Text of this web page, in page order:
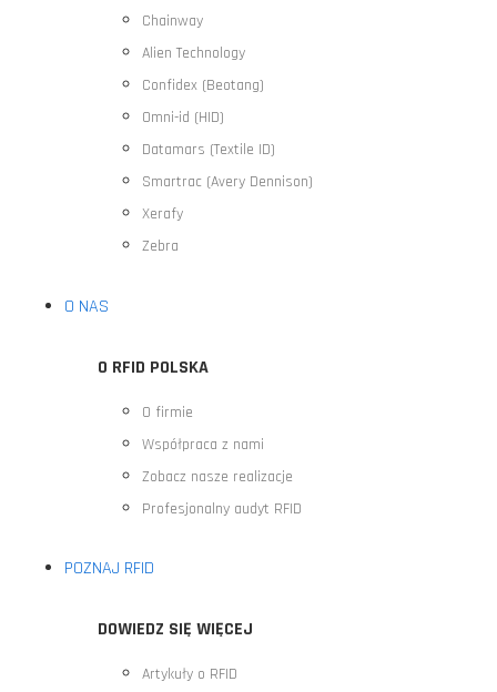
Chainway
Alien Technology
Confidex (Beotang)
Omni-id (HID)
Datamars (Textile ID)
Smartrac (Avery Dennison)
Xerafy
Zebra
O NAS
O RFID POLSKA
O firmie
Współpraca z nami
Zobacz nasze realizacje
Profesjonalny audyt RFID
POZNAJ RFID
DOWIEDZ SIĘ WIĘCEJ
Artykuły o RFID